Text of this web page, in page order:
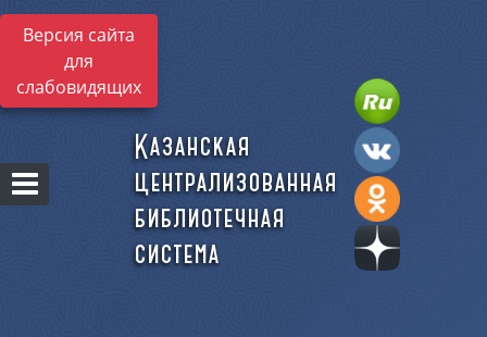
Версия сайта
для
слабовидящих
Казанская
централизованная
библиотечная
система